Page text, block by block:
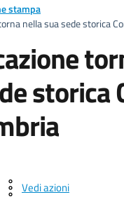
stampa
nella sua sede storica
storica
Vedi azioni